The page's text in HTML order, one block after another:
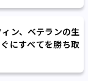
ン、ベテランの生
にすべてを勝ち取